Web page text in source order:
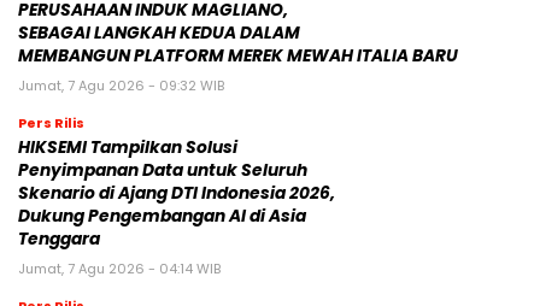
MONDEVITA MENGAKUISISI SAHAM
MAYORITAS DI UNDERSCORE DISTRICT,
PERUSAHAAN INDUK MAGLIANO,
SEBAGAI LANGKAH KEDUA DALAM
Jumat, 7 Agu 2026 - 09:32 WIB
Pers Rilis
HIKSEMI Tampilkan Solusi
Penyimpanan Data untuk Seluruh
Skenario di Ajang DTI Indonesia 2026,
Dukung Pengembangan AI di Asia